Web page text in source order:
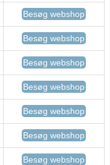
Besøg webshop
Besøg webshop
Besøg webshop
Besøg webshop
Besøg webshop
Besøg webshop
Besøg webshop